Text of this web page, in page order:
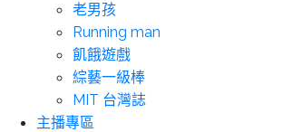
老男孩
Running man
飢餓遊戲
綜藝一級棒
MIT 台灣誌
主播專區